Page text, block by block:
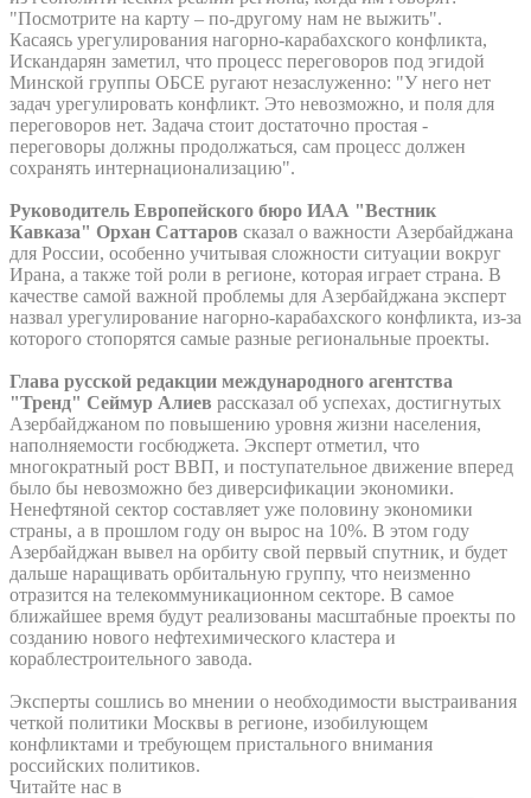
"Посмотрите на карту – по-другому нам не выжить".
Касаясь урегулирования нагорно-карабахского конфликта,
Искандарян заметил, что процесс переговоров под эгидой
Минской группы ОБСЕ ругают незаслуженно: "У него нет
задач урегулировать конфликт. Это невозможно, и поля для
переговоров нет. Задача стоит достаточно простая -
переговоры должны продолжаться, сам процесс должен
сохранять интернационализацию".
Руководитель Европейского бюро ИАА "Вестник
Кавказа" Орхан Саттаров сказал о важности Азербайджана
для России, особенно учитывая сложности ситуации вокруг
Ирана, а также той роли в регионе, которая играет страна. В
качестве самой важной проблемы для Азербайджана эксперт
назвал урегулирование нагорно-карабахского конфликта, из-за
которого стопорятся самые разные региональные проекты.
Глава русской редакции международного агентства
"Тренд" Сеймур Алиев рассказал об успехах, достигнутых
Азербайджаном по повышению уровня жизни населения,
наполняемости госбюджета. Эксперт отметил, что
многократный рост ВВП, и поступательное движение вперед
было бы невозможно без диверсификации экономики.
Ненефтяной сектор составляет уже половину экономики
страны, а в прошлом году он вырос на 10%. В этом году
Азербайджан вывел на орбиту свой первый спутник, и будет
дальше наращивать орбитальную группу, что неизменно
отразится на телекоммуникационном секторе. В самое
ближайшее время будут реализованы масштабные проекты по
созданию нового нефтехимического кластера и
кораблестроительного завода.
Эксперты сошлись во мнении о необходимости выстраивания
четкой политики Москвы в регионе, изобилующем
конфликтами и требующем пристального внимания
российских политиков.
Читайте нас в